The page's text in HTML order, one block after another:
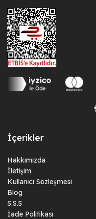
İçerikler
Hakkımızda
İletişim
Kullanıcı Sözleşmesi
Blog
S.S.S
İade Politikası